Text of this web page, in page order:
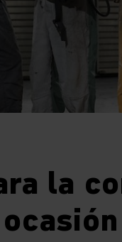
la